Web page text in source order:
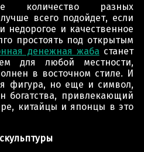
количество разных
всего подойдет, если
недорогое и качественное
простоять под открытым
денежная жаба станет
для любой местности,
в восточном стиле. И
фигура, но еще и символ,
богатства, привлекающий
китайцы и японцы в это